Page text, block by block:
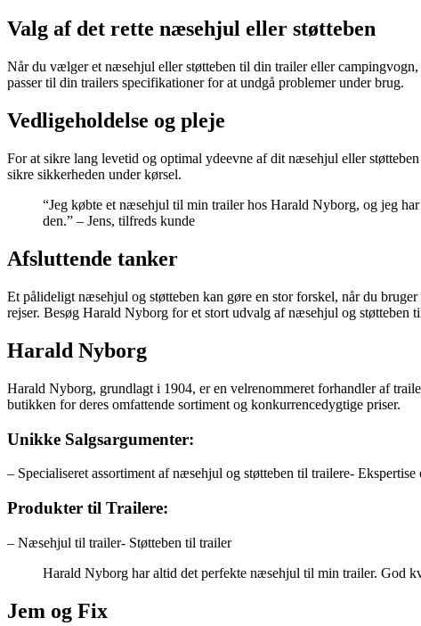
Valg af det rette næsehjul eller støtteben
Når du vælger et næsehjul eller støtteben til din trailer eller
passer til din trailers specifikationer for at undgå problemer under brug.
Vedligeholdelse og pleje
For at sikre lang levetid og optimal ydeevne af dit næsehjul eller
sikre sikkerheden under kørsel.
“Jeg købte et næsehjul til min trailer hos Harald Nyborg, og jeg
den.” – Jens, tilfreds kunde
Afsluttende tanker
Et pålideligt næsehjul og støtteben kan gøre en stor forskel, når du
rejser. Besøg Harald Nyborg for et stort udvalg af næsehjul og støtteben
Harald Nyborg
Harald Nyborg, grundlagt i 1904, er en velrenommeret forhandler af
butikken for deres omfattende sortiment og konkurrencedygtige priser.
Unikke Salgsargumenter:
– Specialiseret assortiment af næsehjul og støtteben til trailere-
Produkter til Trailere:
– Næsehjul til trailer- Støtteben til trailer
Harald Nyborg har altid det perfekte næsehjul til min trailer. God
Jem og Fix